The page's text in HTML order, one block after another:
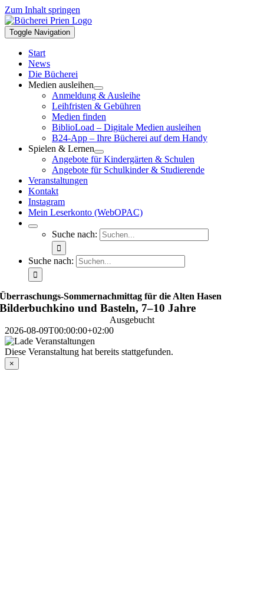
Zum Inhalt springen
Toggle Navigation
Start
News
Die Bücherei
Medien ausleihen
Anmeldung & Ausleihe
Leihfristen & Gebühren
Medien finden
BiblioLoad – Digitale Medien ausleihen
B24-App – Ihre Bücherei auf dem Handy
Spielen & Lernen
Angebote für Kindergärten & Schulen
Angebote für Schulkinder & Studierende
Veranstaltungen
Kontakt
Instagram
Mein Leserkonto (WebOPAC)
Suche nach:
Suche nach:
Überraschungs-Sommernachmittag für die Alten Hasen
Bilderbuchkino und Basteln, 7–10 Jahre
Ausgebucht
2026-08-09T00:00:00+02:00
Diese Veranstaltung hat bereits stattgefunden.
×